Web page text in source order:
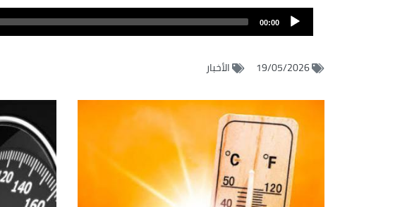
ملف
الصوت
Audio
Player
00:00
19/05/2026 الأخبار